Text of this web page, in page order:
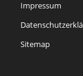
Impressum
Sitemap